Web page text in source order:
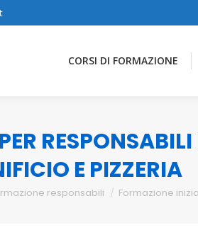
CORSI DI FORMAZIONE
E PIZZERIA
responsabili Formazione